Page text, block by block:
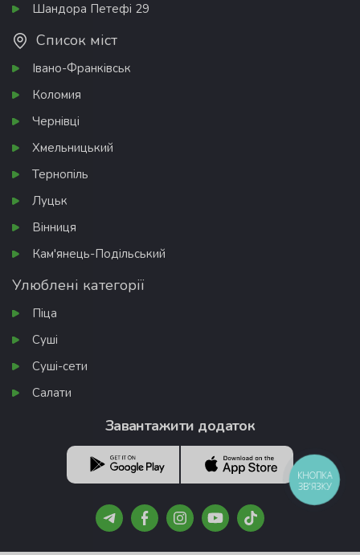
Шандора Петефі 29
Список міст
Івано-Франківськ
Коломия
Чернівці
Хмельницький
Тернопіль
Луцьк
Вінниця
Кам'янець-Подільський
Улюблені категорії
Піца
Суші
Суші-сети
Салати
Завантажити додаток
КНОПКА
ЗВ'ЯЗКУ